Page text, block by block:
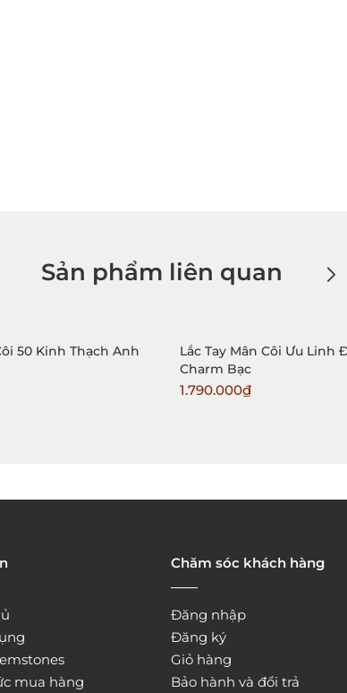
Sản phẩm liên quan
50 Kinh Thạch Anh
Lắc Tay Mân Côi Ưu Linh
Charm Bạc
1.790.000₫
mua hàng
Chăm sóc khách hàng
Đăng nhập
Đăng ký
Giỏ hàng
Bảo hành và đổi trả